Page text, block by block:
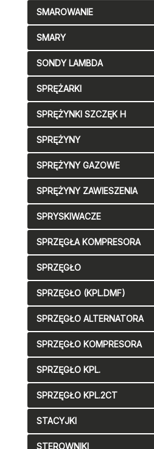
SMAROWANIE
SMARY
SONDY LAMBDA
SPRĘŻARKI
SPRĘŻYNKI SZCZĘK H
SPRĘŻYNY
SPRĘŻYNY GAZOWE
SPRĘŻYNY ZAWIESZENIA
SPRYSKIWACZE
SPRZĘGŁA KOMPRESORA
SPRZĘGŁO
SPRZĘGŁO (KPL.DMF)
SPRZĘGŁO ALTERNATORA
SPRZĘGŁO KOMPRESORA
SPRZĘGŁO KPL.
SPRZĘGŁO KPL.2CT
STACYJKI
STEROWNIKI